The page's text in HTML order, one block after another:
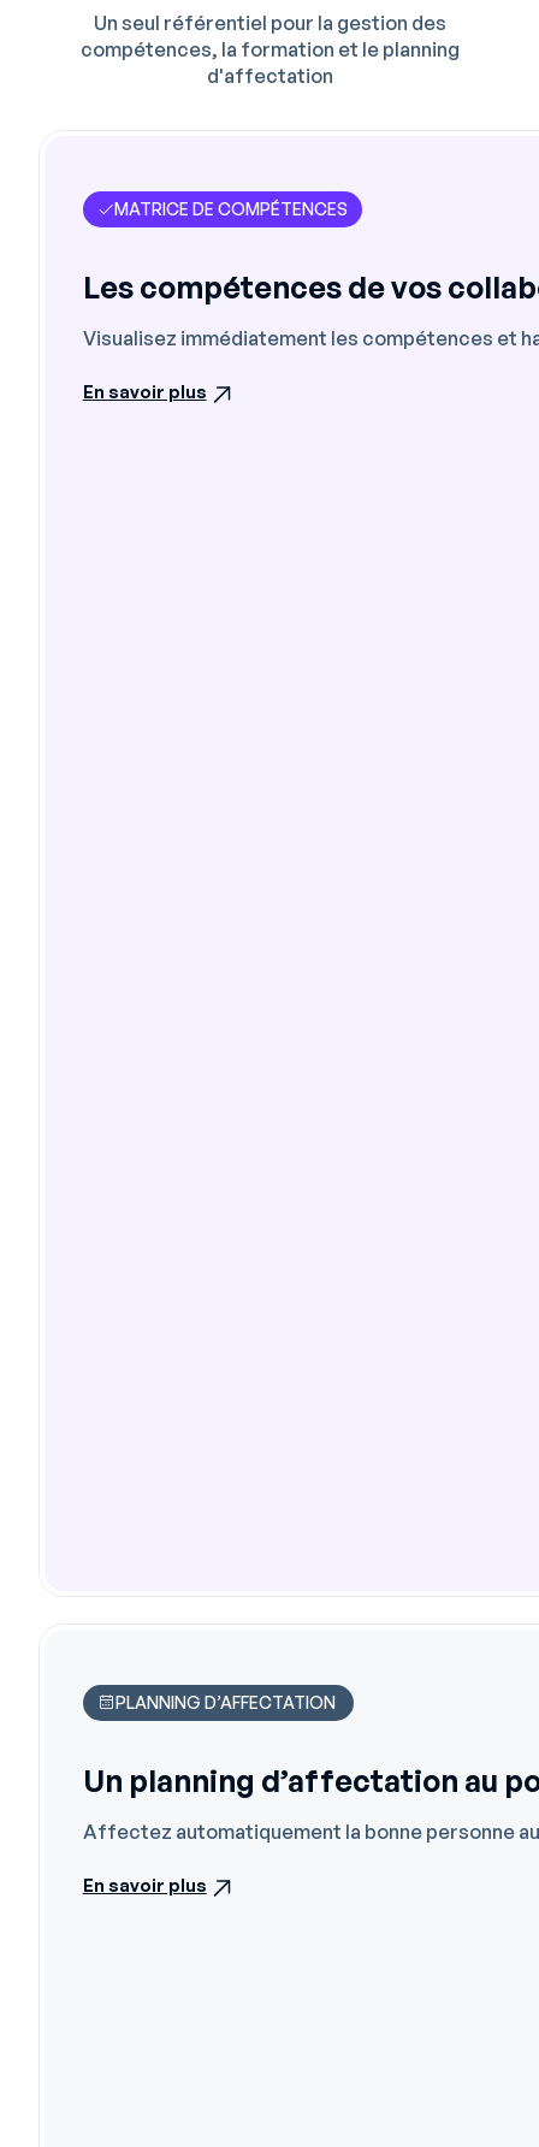
Un seul référentiel pour la gestion des
compétences, la formation et le planning
d'affectation
MATRICE DE COMPÉTENCES
Les compétences de vos
Visualisez immédiatement les compétences et
En savoir plus
PLANNING D’AFFECTATION
Un planning d’affectation au
Affectez automatiquement la bonne personne
En savoir plus